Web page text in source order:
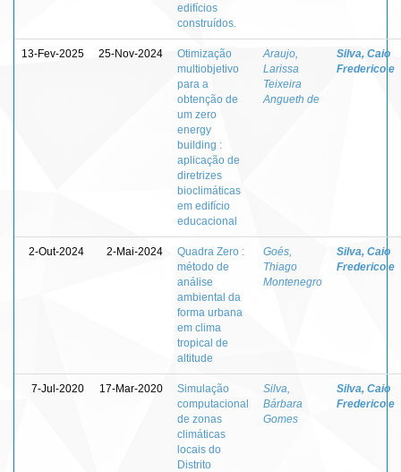
edifícios
construídos.
13-Fev-2025 25-Nov-2024
Otimização
multiobjetivo
para a
obtenção de
um zero
energy
building :
aplicação de
diretrizes
bioclimáticas
em edifício
educacional
Araujo,
Larissa
Teixeira
Angueth de
Silva, Caio
Frederico e
2-Out-2024 2-Mai-2024
Quadra Zero :
método de
análise
ambiental da
forma urbana
em clima
tropical de
altitude
Goés,
Thiago
Montenegro
Silva, Caio
Frederico e
7-Jul-2020 17-Mar-2020
Simulação
computacional
de zonas
climáticas
locais do
Distrito
Silva,
Bárbara
Gomes
Silva, Caio
Frederico e